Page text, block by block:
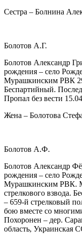
Сестра – Болнина
Болотов А.Г.
Болотов Александр
рождения – село
Мурашкинским РВК
Беспартийный.
Пропал без вести
Жена – Болотова
Болотов А.Ф.
Болотов Александр
рождения – село
Мурашкинским РВК.
стрелкового взвода.
– 659-й стрелковый
бою вместе со
Похоронен – дер.
область, Украинская